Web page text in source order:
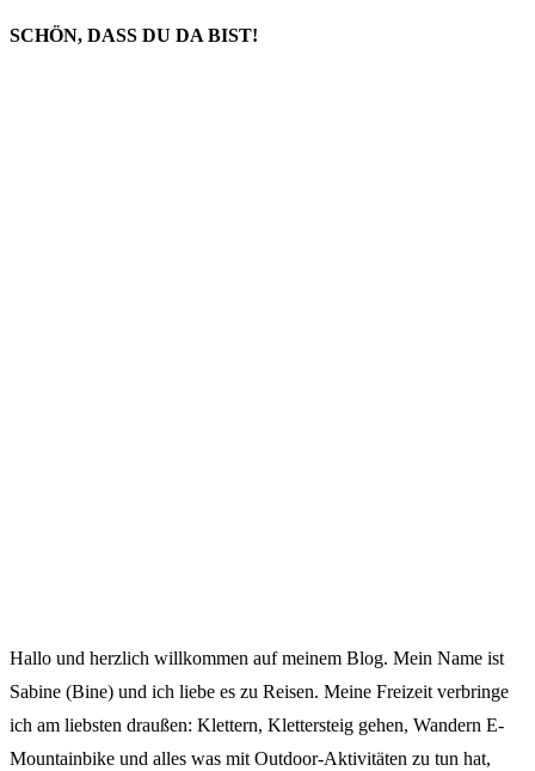
SCHÖN, DASS DU DA BIST!
Hallo und herzlich willkommen auf meinem Blog. Mein Name ist
Sabine (Bine) und ich liebe es zu Reisen. Meine Freizeit verbringe
ich am liebsten draußen: Klettern, Klettersteig gehen, Wandern E-
Mountainbike und alles was mit Outdoor-Aktivitäten zu tun hat,